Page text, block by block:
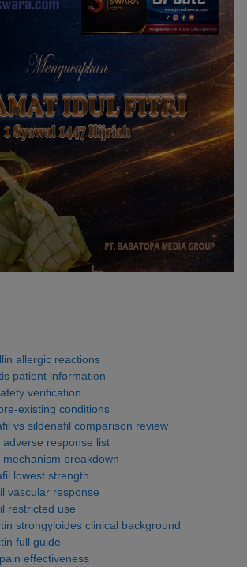
allergic reactions
patient information
verification
conditions
vs sildenafil comparison review
adverse response list
mechanism breakdown
lowest strength
vascular response
restricted use
strongyloides clinical background
full guide
effectiveness